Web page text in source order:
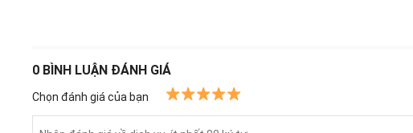
0 BÌNH LUẬN ĐÁNH GIÁ
Chọn đánh giá của bạn